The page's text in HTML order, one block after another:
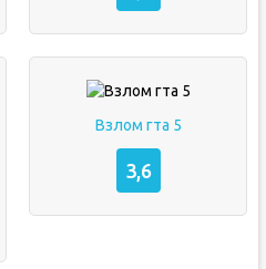
Взлом гта 5
3,6